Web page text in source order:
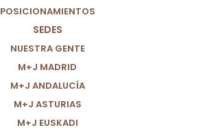
POSICIONAMIENTOS
SEDES
NUESTRA GENTE
M+J MADRID
M+J ANDALUCÍA
M+J ASTURIAS
M+J EUSKADI
Ejes